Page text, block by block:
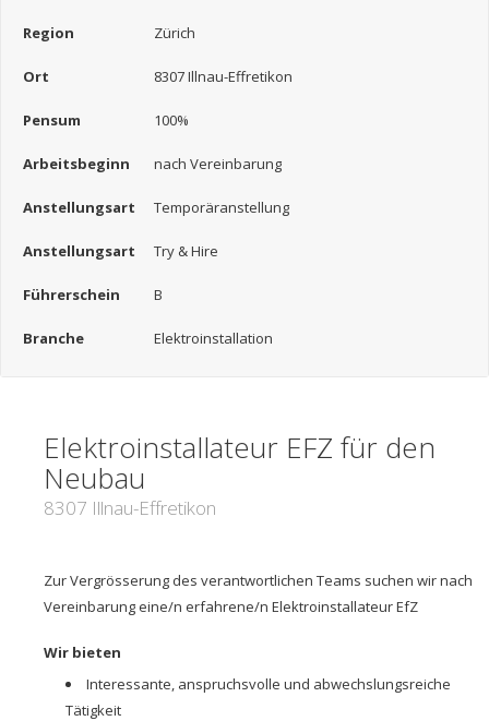
Region Zürich
Ort 8307 Illnau-Effretikon
Pensum 100%
Arbeitsbeginn nach Vereinbarung
Anstellungsart Temporäranstellung
Anstellungsart Try & Hire
Führerschein B
Branche Elektroinstallation
Elektroinstallateur EFZ für den
Neubau
8307 Illnau-Effretikon
Zur Vergrösserung des verantwortlichen Teams suchen wir nach
Vereinbarung eine/n erfahrene/n Elektroinstallateur EfZ
Wir bieten
Interessante, anspruchsvolle und abwechslungsreiche
Tätigkeit